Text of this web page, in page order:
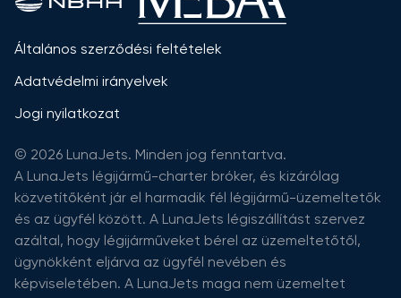
Általános szerződési feltételek
Adatvédelmi irányelvek
Jogi nyilatkozat
© 2026 LunaJets. Minden jog fenntartva.
A LunaJets légijármű-charter bróker, és kizárólag
közvetítőként jár el harmadik fél légijármű-üzemeltetők
és az ügyfél között. A LunaJets légiszállítást szervez
azáltal, hogy légijárműveket bérel az üzemeltetőtől,
ügynökként eljárva az ügyfél nevében és
képviseletében. A LunaJets maga nem üzemeltet